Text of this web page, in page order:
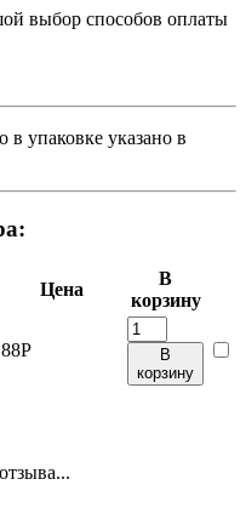
выбор способов оплаты
в упаковке указано в
Цена
В
корзину
88Р
В
корзину